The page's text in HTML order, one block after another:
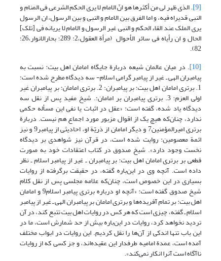
[9] . الذی ظهر لی من أکثرها هو انّ الامام لا یری الحکم الشرعی فی المنام و
النبی قدیراه فیه، و اما الفرق بین الامام و النبی و بین الرسول، ان الرسول
یری الملک عند القاء الحکم و النبی غیر الرسول و الامام لا یریانه فی [تلک]
الحال و ان رأیاه فی سائر الأحوال (مرأة العقول،2: 289؛ بحارالانوار،26:
82).
[10]
. در میان عالمان شیعه دربارة جایگاه امامان اهل بیت: نسبت به
پیامبران الهی ـ‌ غیر از پیامبر گرامی اسلام- سه دیدگاه مطرح شده است:
1. برتری امامان اهل بیت: بر پیامبران؛ 2. برتری امامان: بر پیامبران غیر
اولی العزم؛ 3. برتری پیامبران بر امامان:. شیخ مفید پس از نقل سه
دیدگاه یاد شده، گفته است: «عقل در اثبات یا نفی این مسأله حکمی
ندارد، چنان‌که هیچ یک از اقوال مزبور مورد اجماع هم نیست. دربارة
برتری امیرالمؤمنین7 و دیگر امامان از ذریّة او، احادیثی از پیامبر9 و نیز
ائمة معصومین: روایت شده است، در قرآن نیز شواهدی بر دیدگاه
نخست وجود دارد». شیخ صدوق در کتاب اعتقادات خود به صورت
قطعی بر برتری امامان اهل بیت: بر پیامبران ـ‌ غیر از پیامبر اسلام ـ نظر
داده است. آنچه وی در این‌‎باره گفته، در حقیقت برگرفته از روایات
بسیاری در این خصوص است، چنان‌که علامه مجلسی پس از نقل کلام
شیخ صدوق گفته است: «آنچه او درباره برتری پیامبر اسلام9 و امامان
اهل بیت: بر تمام آفریده‌ها و برتری امامان بر پیامبران الهی ـ غیر از پیامبر
اسلام ـ گفته، چیزی است که هر کس در روایات اهل بیت تتبع کند، در آن
تردید نخواهد کرد، روایات در این‌باره بیش از حد شمارش است، ما در
این باب تنها اندکی از آن‌ها را نقل کردیم. این روایات در ابواب مختلف
آمده است، عمدة امامیه طرفدار این عقیده‌اند، و جز کسی که از روایات
ناآگاه است آنرا انکار نمی‌کند».